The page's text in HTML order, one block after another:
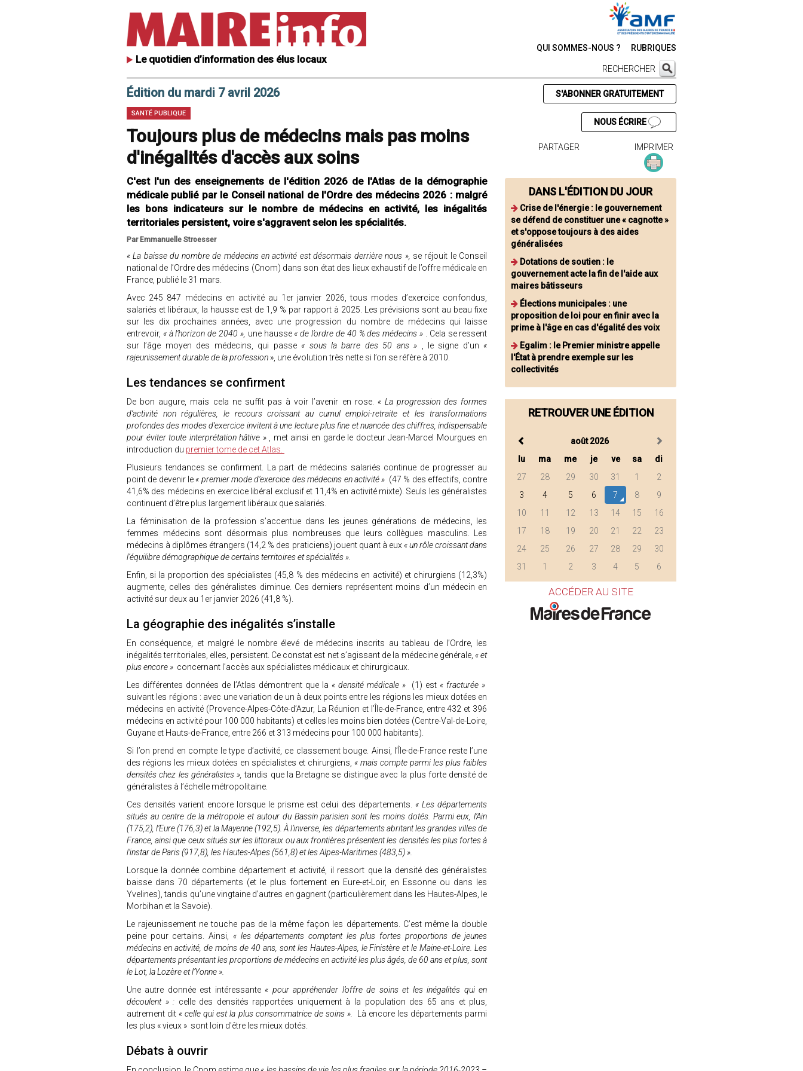
Le quotidien d’information des élus locaux
QUI SOMMES-NOUS ? RUBRIQUES
RECHERCHER
Édition du mardi 7 avril 2026
SANTÉ PUBLIQUE
Toujours plus de médecins mais pas moins
d'inégalités d'accès aux soins
C'est l'un des enseignements de l'édition 2026 de l'Atlas de la démographie
médicale publié par le Conseil national de l'Ordre des médecins 2026 : malgré
les bons indicateurs sur le nombre de médecins en activité, les inégalités
territoriales persistent, voire s'aggravent selon les spécialités.
Par Emmanuelle Stroesser
« La baisse du nombre de médecins en activité est désormais derrière nous », se réjouit le Conseil
national de l’Ordre des médecins (Cnom) dans son état des lieux exhaustif de l’offre médicale en
France, publié le 31 mars.
Avec 245 847 médecins en activité au 1er janvier 2026, tous modes d’exercice confondus,
salariés et libéraux, la hausse est de 1,9 % par rapport à 2025. Les prévisions sont au beau fixe
sur les dix prochaines années, avec une progression du nombre de médecins qui laisse
entrevoir, « à l’horizon de 2040 », une hausse « de l’ordre de 40 % des médecins »
. Cela se ressent
sur l’âge moyen des médecins, qui passe « sous la barre des 50 ans » , le signe d’un «
rajeunissement durable de la profession », une évolution très nette si l’on se réfère à 2010.
Les tendances se confirment
De bon augure, mais cela ne suffit pas à voir l’avenir en rose. « La progression des formes
d’activité non régulières, le recours croissant au cumul emploi-retraite et les transformations
profondes des modes d’exercice invitent à une lecture plus fine et nuancée des chiffres, indispensable
pour éviter toute interprétation hâtive »
, met ainsi en garde le docteur Jean-Marcel Mourgues en
introduction du premier tome de cet Atlas.
Plusieurs tendances se confirment. La part de médecins salariés continue de progresser au
point de devenir le « premier mode d’exercice des médecins en activité » (47 % des effectifs, contre
41,6% des médecins en exercice libéral exclusif et 11,4% en activité mixte). Seuls les généralistes
continuent d’être plus largement libéraux que salariés.
La féminisation de la profession s’accentue dans les jeunes générations de médecins, les
femmes médecins sont désormais plus nombreuses que leurs collègues masculins. Les
médecins à diplômes étrangers (14,2 % des praticiens) jouent quant à eux « un rôle croissant dans
l’équilibre démographique de certains territoires et spécialités ».
Enfin, si la proportion des spécialistes (45,8 % des médecins en activité) et chirurgiens (12,3%)
augmente, celles des généralistes diminue. Ces derniers représentent moins d’un médecin en
activité sur deux au 1er janvier 2026 (41,8 %).
La géographie des inégalités s’installe
En conséquence, et malgré le nombre élevé de médecins inscrits au tableau de l’Ordre, les
inégalités territoriales, elles, persistent. Ce constat est net s’agissant de la médecine générale, « et
plus encore » concernant l’accès aux spécialistes médicaux et chirurgicaux.
Les différentes données de l’Atlas démontrent que la « densité médicale » (1) est « fracturée »
suivant les régions : avec une variation de un à deux points entre les régions les mieux dotées en
médecins en activité (Provence-Alpes-Côte-d’Azur, La Réunion et l’Île-de-France, entre 432 et 396
médecins en activité pour 100 000 habitants) et celles les moins bien dotées (Centre-Val-de-Loire,
Guyane et Hauts-de-France, entre 266 et 313 médecins pour 100 000 habitants).
Si l’on prend en compte le type d’activité, ce classement bouge. Ainsi, l’Île-de-France reste l’une
des régions les mieux dotées en spécialistes et chirurgiens, « mais compte parmi les plus faibles
densités chez les généralistes »,tandis que la Bretagne se distingue avec la plus forte densité de
généralistes à l’échelle métropolitaine.
Ces densités varient encore lorsque le prisme est celui des départements. « Les départements
situés au centre de la métropole et autour du Bassin parisien sont les moins dotés. Parmi eux, l’Ain
(175,2), l’Eure (176,3) et la Mayenne (192,5). À l’inverse, les départements abritant les grandes villes de
France, ainsi que ceux situés sur les littoraux ou aux frontières présentent les densités les plus fortes à
l’instar de Paris (917,8), les Hautes-Alpes (561,8) et les Alpes-Maritimes (483,5) ».
Lorsque la donnée combine département et activité, il ressort que la densité des généralistes
baisse dans 70 départements (et le plus fortement en Eure-et-Loir, en Essonne ou dans les
Yvelines), tandis qu’une vingtaine d’autres en gagnent (particulièrement dans les Hautes-Alpes, le
Morbihan et la Savoie).
Le rajeunissement ne touche pas de la même façon les départements. C’est même la double
peine pour certains. Ainsi, « les départements comptant les plus fortes proportions de jeunes
médecins en activité, de moins de 40 ans, sont les Hautes-Alpes, le Finistère et le Maine-et-Loire. Les
départements présentant les proportions de médecins en activité les plus âgés, de 60 ans et plus, sont
le Lot, la Lozère et l’Yonne ».
Une autre donnée est intéressante « pour appréhender l’offre de soins et les inégalités qui en
découlent » : celle des densités rapportées uniquement à la population des 65 ans et plus,
autrement dit « celle qui est la plus consommatrice de soins ».
Là encore les départements parmi
les plus « vieux » sont loin d'être les mieux dotés.
Débats à ouvrir
S'ABONNER GRATUITEMENT
NOUS ÉCRIRE
PARTAGER IMPRIMER
DANS L'ÉDITION DU JOUR
Crise de l'énergie : le gouvernement
se défend de constituer une « cagnotte »
et s'oppose toujours à des aides
généralisées
Dotations de soutien : le
gouvernement acte la fin de l'aide aux
maires bâtisseurs
Élections municipales : une
proposition de loi pour en finir avec la
prime à l'âge en cas d'égalité des voix
Egalim : le Premier ministre appelle
l'État à prendre exemple sur les
collectivités
RETROUVER UNE ÉDITION
août 2026
lu
ma me je ve sa
di
27
28 29 30 31 1
2
3
4 5 6 7 8
9
10
11 12 13 14 15
16
17
18 19 20 21 22
23
24
25 26 27 28 29
30
31
1 2 3 4 5 6
ACCÉDER AU SITE